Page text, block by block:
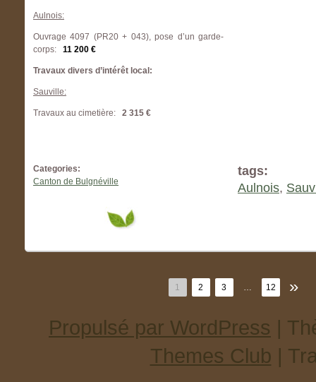
Aulnois:
Ouvrage 4097 (PR20 + 043), pose d’un garde-
corps: 11 200 €
Travaux divers d’intérêt local:
Sauville:
Travaux au cimetière: 2 315 €
Categories:
Canton de Bulgnéville
tags:
Aulnois,
1 2 3 … 12 »
Propulsé par WordPress |
Themes Club |